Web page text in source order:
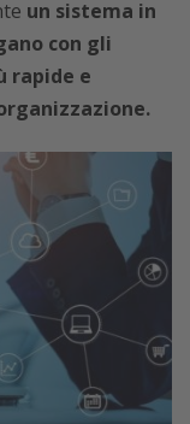
un sistema in
con gli
rapide e